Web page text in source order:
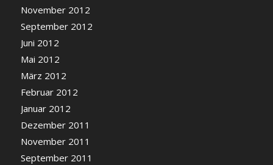
November 2012
September 2012
Juni 2012
Mai 2012
März 2012
Februar 2012
Januar 2012
Dezember 2011
November 2011
September 2011